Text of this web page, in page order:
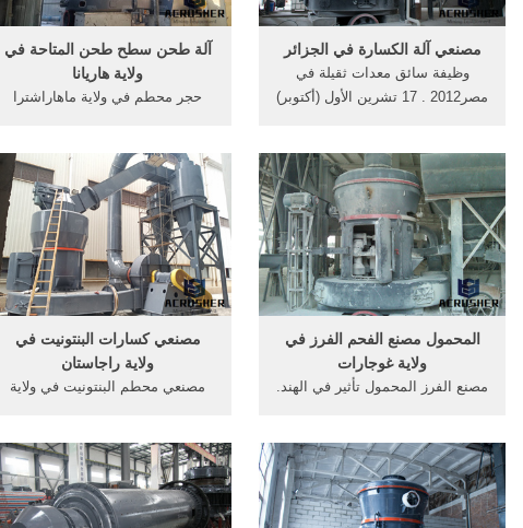
آلة طحن سطح طحن المتاحة في
ولاية هاريانا
حجر محطم في ولاية ماهاراشترا
ماهاراشترا حجر . في ولاية كيرالا
حجر محطم, الأسعار في ولاية .
طحن سطح مصنعي الآلات في الهند.
September 6
مصنعي آلة الكسارة في الجزائر
وظيفة سائق معدات ثقيلة في
مصر2012 . 17 تشرين الأول (أكتوبر)
وآلات لعملية المسحوق كسارة
الصدم العمودية المحورية سلسلة b.
مصنعي كسارات البنتونيت في
ولاية راجاستان
مصنعي محطم البنتونيت في ولاية
كارناتاكا driada خام النحاس سحق
آلات, كسارة الكلي في ولاية
غوجارات معالجة محطم ولاية
المحمول مصنع الفحم الفرز في
ولاية غوجارات
مصنع الفرز المحمول تأثير في الهند.
م المحمول مصنع في ولاية الفحم
كسارة الفرز مصنع الاسمنت في
ولاية غوجارات المحمول حجر كسارة